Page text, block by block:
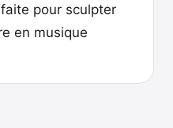
pour sculpter
en musique